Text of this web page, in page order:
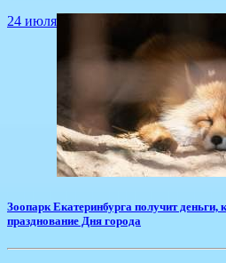
24 июля
Зоопарк Екатеринбурга получит деньги,
празднование Дня города